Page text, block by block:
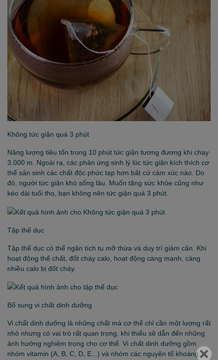
Không tức giận quá 3 phút
Năng lượng tiêu tốn trong 10 phút tức giận tương đương khi chạy
3.000 m. Ngoài ra, các phản ứng sinh lý lúc tức giận kích thích cơ
thể sản sinh các chất độc phức tạp hơn bất cứ cảm xúc nào. Do
đó, người tức giận khó sống lâu. Muốn tăng sức khỏe cũng như
kéo dài tuổi thọ, bạn không nên tức giận quá 3 phút.
Tập thể dục
Tập thể dục có thể ngăn tích tụ mỡ thừa và duy trì giảm cân. Khi
hoạt động thể chất, đốt cháy calo, hoạt động càng mạnh, càng
nhiều calo bị đốt cháy.
Bổ sung vi chất dinh dưỡng
Vi chất dinh dưỡng là những chất mà cơ thể chỉ cần một lượng rất
nhỏ nhưng có vai trò rất quan trọng, khi thiếu sẽ dẫn đến những
ảnh hưởng nghiêm trọng cho cơ thể. Vi chất dinh dưỡng gồm
nhóm vitamin (A, B, C, D, E...) và nhóm các nguyên tố khoáng